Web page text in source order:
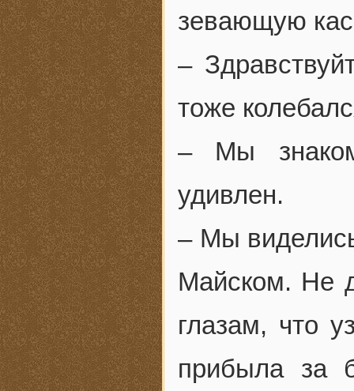
зевающую
–
тоже
– Мы
удивлен.
– Мы
Майском. Не
глазам, что
прибыла за